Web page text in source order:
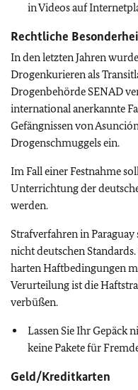
in Videos auf
Rechtliche
In den letzten Jahren
Drogenkurieren als
Drogenbehörde SENAD
international anerkannte
Gefängnissen von
Drogenschmuggels ein.
Im Fall einer Festnahme
Unterrichtung der
werden.
Strafverfahren in
nicht deutschen
harten Haftbedingungen
Verurteilung ist die
verbüßen.
Lassen Sie Ihr Gepäck
keine Pakete für
Geld/Kreditkarten